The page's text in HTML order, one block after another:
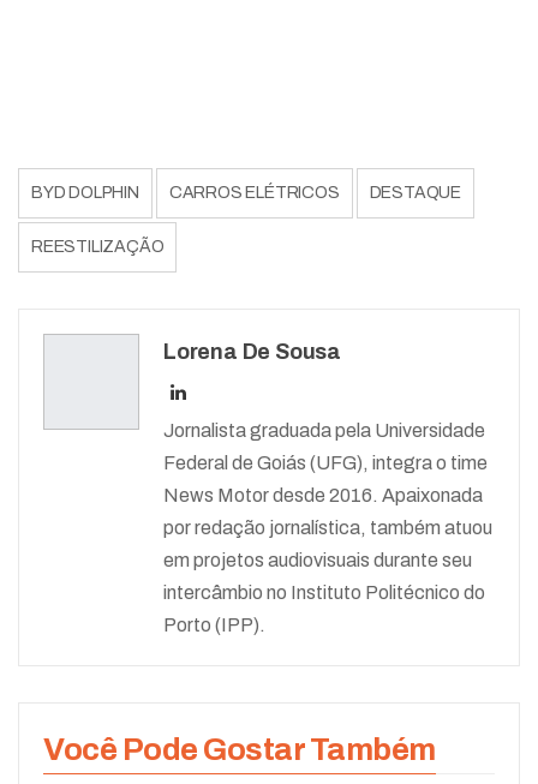
BYD DOLPHIN CARROS ELÉTRICOS DESTAQUE
REESTILIZAÇÃO
Lorena De Sousa
Jornalista graduada pela Universidade
Federal de Goiás (UFG), integra o time
News Motor desde 2016. Apaixonada
por redação jornalística, também atuou
em projetos audiovisuais durante seu
intercâmbio no Instituto Politécnico do
Porto (IPP).
Você Pode Gostar Também